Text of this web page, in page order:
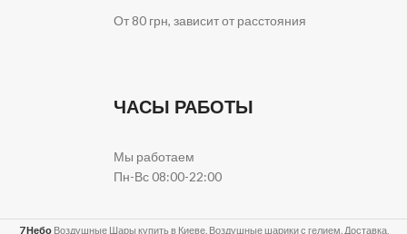
От 80 грн, зависит от расстояния
ЧАСЫ РАБОТЫ
Мы работаем
Пн-Вс 08:00-22:00
7 Небо Воздушные Шары купить в Киеве. Воздушные шарики с гелием. Доставка,